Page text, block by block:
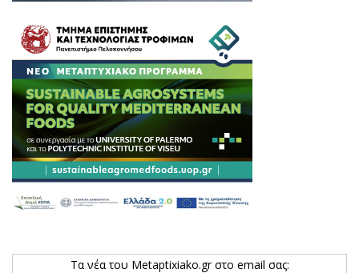
Τα νέα του Metaptixiako.gr στο email σας: